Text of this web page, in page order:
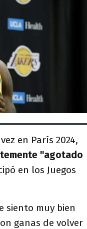
en París 2024,
"agotado
en los Juegos
siento muy bien
ganas de volver